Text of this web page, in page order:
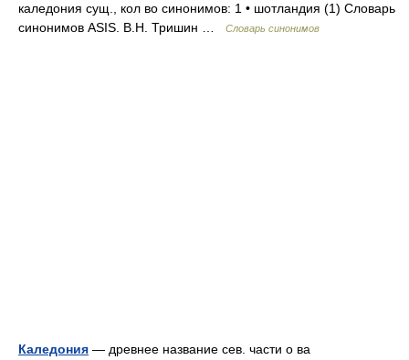
каледония сущ., кол во синонимов: 1 • шотландия (1) Словарь
синонимов ASIS. В.Н. Тришин …
Словарь синонимов
Каледония — древнее название сев. части о ва